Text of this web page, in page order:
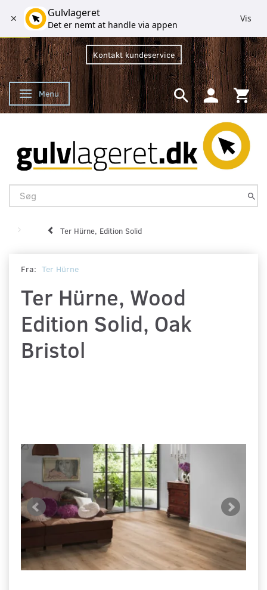
Kontakt kundeservice
Skifte navigation
Menu
Ter Hürne, Edition Solid
Fra: Ter Hürne
Ter Hürne, Wood
Edition Solid, Oak
Bristol
Gulvlageret
Det er nemt at handle via appen
Vis